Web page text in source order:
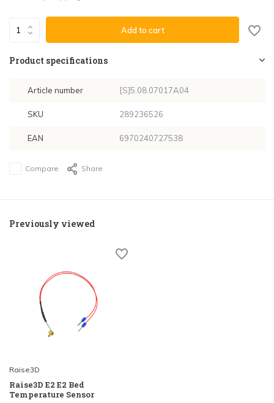
Add to cart
Product specifications
Article number [S]5.08.07017A04
SKU 289236526
EAN 6970240727538
Compare Share
Previously viewed
Raise3D
Raise3D E2 E2 Bed
Temperature Sensor